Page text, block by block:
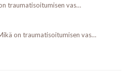
traumatisoitumisen vas…
on traumatisoitumisen vas…